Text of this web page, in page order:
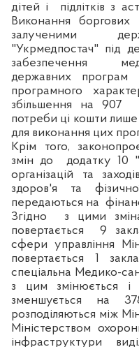
дітей і
підлітків з
Виконання боргових
залученими
"Укрмедпостач" під
забезпечення
державних програм
програмного
збільшення на 907
потреби ці кошти лише
для виконання цих
Крім
того,
змін до додатку 10
організацій та
здоров'я та
передаються на
Згідно
з цими
повертається
9
сфери управління
повертається 1
спеціальна Медико-
з цим змінюється і
зменшується на
розподіляються між
Міністерством
інфраструктури